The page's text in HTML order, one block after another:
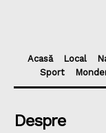
Acasă Local
Sport
Despre